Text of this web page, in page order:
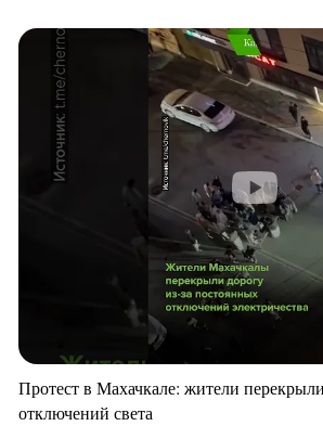
Протест в Махачкале: жители
отключений света